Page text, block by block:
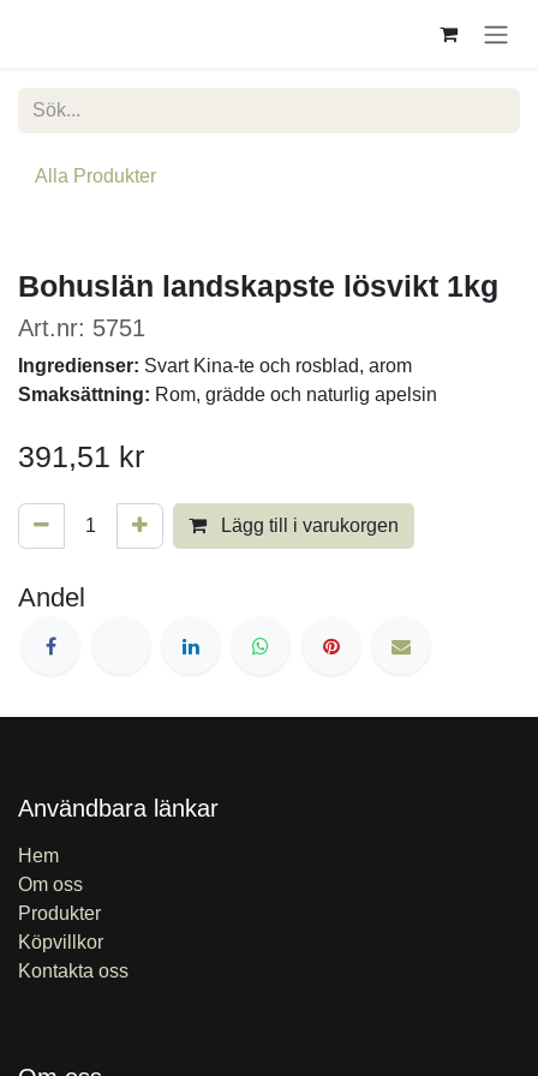
Alla Produkter
Bohuslän landskapste lösvikt 1kg
Art.nr: 5751
Ingredienser: Svart Kina-te och rosblad, arom
Smaksättning: Rom, grädde och naturlig apelsin
391,51 kr
Lägg till i varukorgen
Andel
Användbara länkar
Hem
Om oss
Produkter
Köpvillkor
Kontakta oss